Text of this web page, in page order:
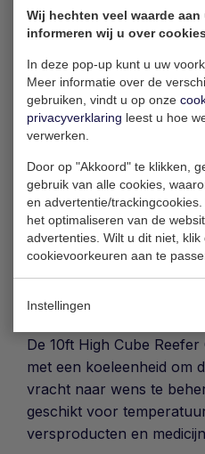
Offerte aanvragen
Hulp nodig bij je
Neem dan vrijblijvend
hij vertelt je graag meer
sales@ktainer.com
Omschrijving
De 10ft High Cube
met een koeleenheid om
vracht naar wens te
geschikt voor
versproducten en
Wij hechten veel waarde
informeren wij u over
In deze pop-up kunt u uw
Meer informatie over de
gebruiken, vindt u op onze
privacyverklaring leest u hoe
verwerken.
Door op "Akkoord" te klikken,
gebruik van alle cookies,
en advertentie/
het optimaliseren van de
advertenties. Wilt u dit niet,
cookievoorkeuren aan te
Instellingen